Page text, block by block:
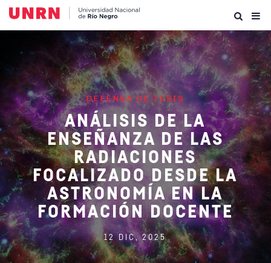
DEFENSA DE TESIS
ANÁLISIS DE LA
ENSEÑANZA DE LAS
RADIACIONES
FOCALIZADO DESDE LA
ASTRONOMÍA EN LA
FORMACIÓN DOCENTE
12 DIC, 2025